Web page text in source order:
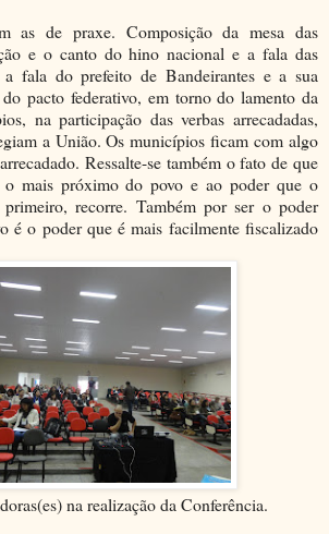
as de praxe. Composição da mesa das
e o canto do hino nacional e a fala das
a fala do prefeito de Bandeirantes e a sua
pacto federativo, em torno do lamento da
na participação das verbas arrecadadas,
a União. Os municípios ficam com algo
Ressalte-se também o fato de que
mais próximo do povo e ao poder que o
recorre. Também por ser o poder
é o poder que é mais facilmente fiscalizado
na realização da Conferência.